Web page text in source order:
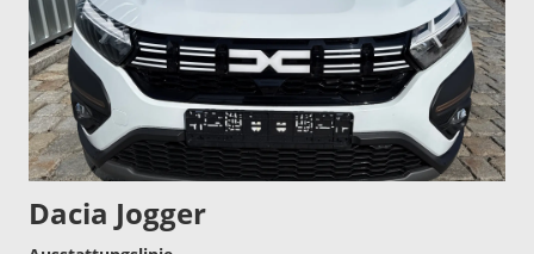
Dacia Jogger